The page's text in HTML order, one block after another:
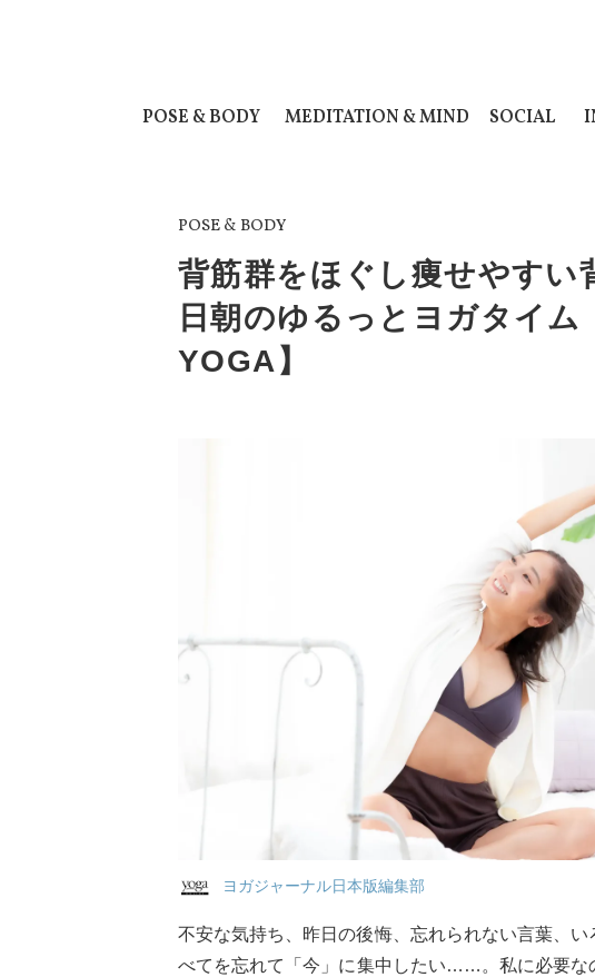
POSE & BODY MEDITATION & MIND SOCIAL
POSE & BODY
背筋群をほぐし痩せやすい
日朝のゆるっとヨガタイム
YOGA】
ヨガジャーナル日本版編集部
不安な気持ち、昨日の後悔、忘れられない言葉、
べてを忘れて「今」に集中したい……。私に必要な